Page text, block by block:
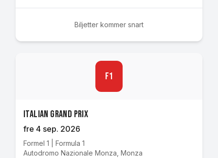
Biljetter kommer snart
F1
Italian Grand Prix
fre 4 sep. 2026
Formel 1
Formula 1
Autodromo Nazionale Monza Monza